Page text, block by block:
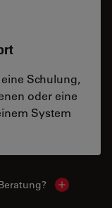
Schulung,
oder eine
System
Show